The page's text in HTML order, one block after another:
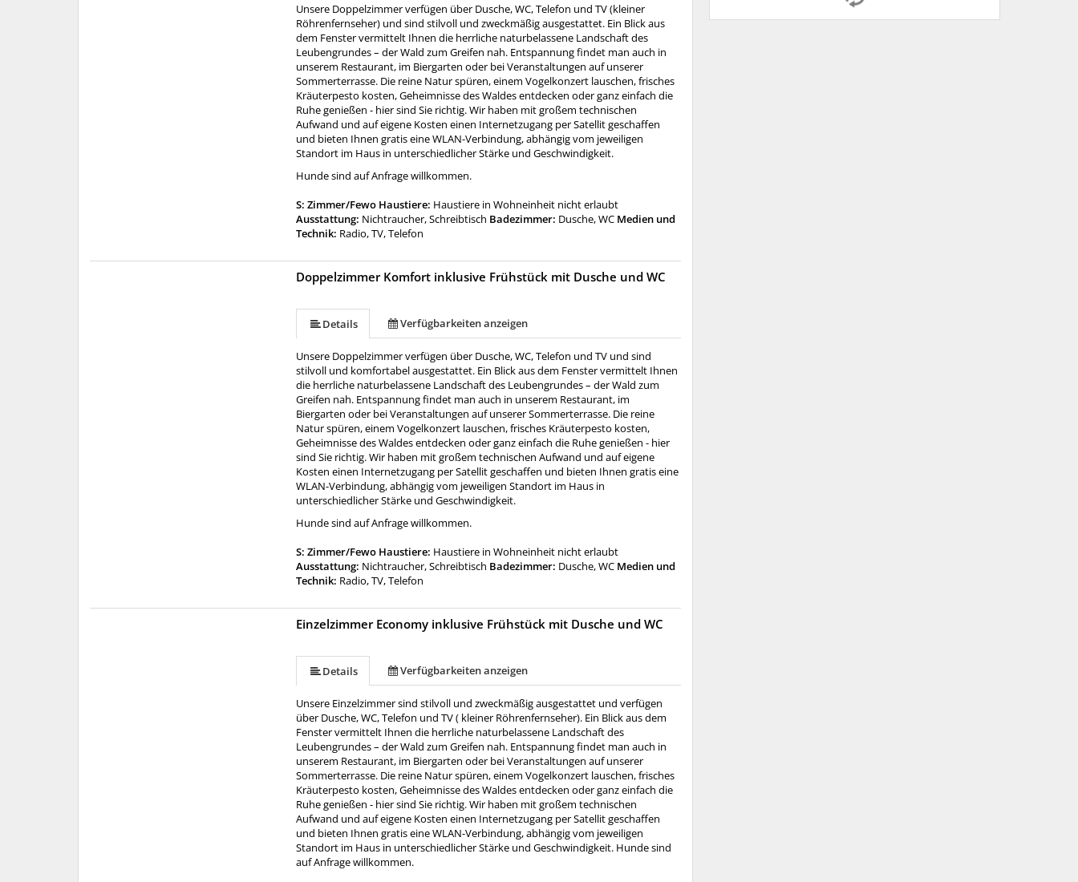
Unsere Doppelzimmer verfügen über Dusche, WC, Telefon und TV (kleiner
Röhrenfernseher) und sind stilvoll und zweckmäßig ausgestattet. Ein Blick aus
dem Fenster vermittelt Ihnen die herrliche naturbelassene Landschaft des
Leubengrundes – der Wald zum Greifen nah. Entspannung findet man auch in
unserem Restaurant, im Biergarten oder bei Veranstaltungen auf unserer
Sommerterrasse. Die reine Natur spüren, einem Vogelkonzert lauschen, frisches
Kräuterpesto kosten, Geheimnisse des Waldes entdecken oder ganz einfach die
Ruhe genießen - hier sind Sie richtig. Wir haben mit großem technischen
Aufwand und auf eigene Kosten einen Internetzugang per Satellit geschaffen
und bieten Ihnen gratis eine WLAN-Verbindung, abhängig vom jeweiligen
Standort im Haus in unterschiedlicher Stärke und Geschwindigkeit.
Hunde sind auf Anfrage willkommen.
S: Zimmer/Fewo Haustiere: Haustiere in Wohneinheit nicht erlaubt
Ausstattung: Nichtraucher, Schreibtisch Badezimmer: Dusche, WC Medien und
Technik: Radio, TV, Telefon
Doppelzimmer Komfort inklusive Frühstück mit Dusche und WC
Details Verfügbarkeiten anzeigen
Unsere Doppelzimmer verfügen über Dusche, WC, Telefon und TV und sind
stilvoll und komfortabel ausgestattet. Ein Blick aus dem Fenster vermittelt Ihnen
die herrliche naturbelassene Landschaft des Leubengrundes – der Wald zum
Greifen nah. Entspannung findet man auch in unserem Restaurant, im
Biergarten oder bei Veranstaltungen auf unserer Sommerterrasse. Die reine
Natur spüren, einem Vogelkonzert lauschen, frisches Kräuterpesto kosten,
Geheimnisse des Waldes entdecken oder ganz einfach die Ruhe genießen - hier
sind Sie richtig. Wir haben mit großem technischen Aufwand und auf eigene
Kosten einen Internetzugang per Satellit geschaffen und bieten Ihnen gratis eine
WLAN-Verbindung, abhängig vom jeweiligen Standort im Haus in
unterschiedlicher Stärke und Geschwindigkeit.
Hunde sind auf Anfrage willkommen.
S: Zimmer/Fewo Haustiere: Haustiere in Wohneinheit nicht erlaubt
Ausstattung: Nichtraucher, Schreibtisch Badezimmer: Dusche, WC Medien und
Technik: Radio, TV, Telefon
Einzelzimmer Economy inklusive Frühstück mit Dusche und WC
Details Verfügbarkeiten anzeigen
Unsere Einzelzimmer sind stilvoll und zweckmäßig ausgestattet und verfügen
über Dusche, WC, Telefon und TV ( kleiner Röhrenfernseher). Ein Blick aus dem
Fenster vermittelt Ihnen die herrliche naturbelassene Landschaft des
Leubengrundes – der Wald zum Greifen nah. Entspannung findet man auch in
unserem Restaurant, im Biergarten oder bei Veranstaltungen auf unserer
Sommerterrasse. Die reine Natur spüren, einem Vogelkonzert lauschen, frisches
Kräuterpesto kosten, Geheimnisse des Waldes entdecken oder ganz einfach die
Ruhe genießen - hier sind Sie richtig. Wir haben mit großem technischen
Aufwand und auf eigene Kosten einen Internetzugang per Satellit geschaffen
und bieten Ihnen gratis eine WLAN-Verbindung, abhängig vom jeweiligen
Standort im Haus in unterschiedlicher Stärke und Geschwindigkeit. Hunde sind
auf Anfrage willkommen.